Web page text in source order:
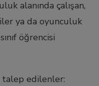
alanında çalışan,
ya da oyunculuk
öğrencisi
talep edilenler: